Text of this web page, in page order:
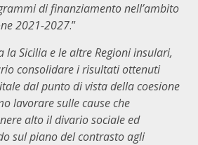
di finanziamento nell’ambito
2021-2027.”
la Sicilia e le altre Regioni insulari,
consolidare i risultati ottenuti
dal punto di vista della coesione
lavorare sulle cause che
alto il divario sociale ed
sul piano del contrasto agli